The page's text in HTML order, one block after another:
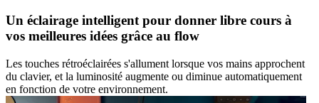
Un éclairage intelligent pour donner libre cours à
vos meilleures idées grâce au flow
Les touches rétroéclairées s'allument lorsque vos mains approchent
du clavier, et la luminosité augmente ou diminue automatiquement
en fonction de votre environnement.